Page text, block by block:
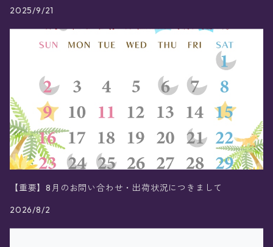
2025/9/21
【重要】8月のお問い合わせ・出荷状況につきまして
2026/8/2